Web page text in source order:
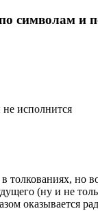
символам и
исполнится
но
(ну и не
оказывается